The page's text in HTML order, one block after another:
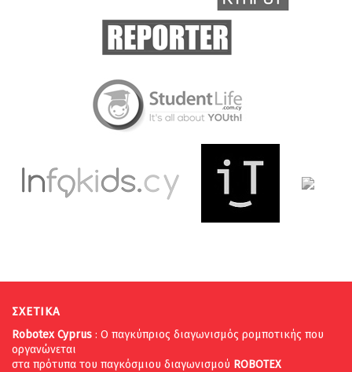
ΣΧΕΤΙΚΑ
Robotex Cyprus : Ο παγκύπριος διαγωνισμός ρομποτικής που
οργανώνεται
στα πρότυπα του παγκόσμιου διαγωνισμού ROBOTEX